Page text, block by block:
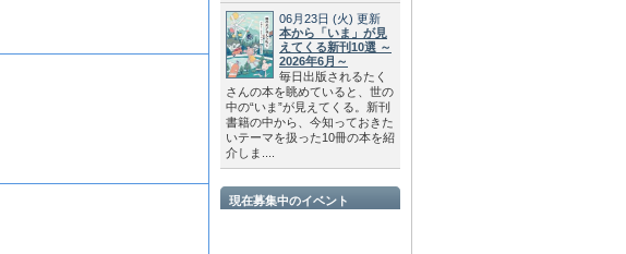
06月23日 (火) 更新
本から「いま」が見
えてくる新刊10選 ～
2026年6月～
毎日出版されるたく
さんの本を眺めていると、世の
中の“いま”が見えてくる。新刊
書籍の中から、今知っておきた
いテーマを扱った10冊の本を紹
介しま....
現在募集中のイベント